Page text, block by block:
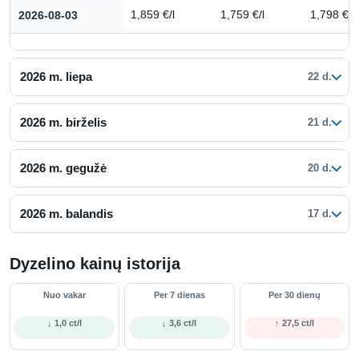
2026-08-03 1,859 €/l 1,759 €/l 1,798 €/l
2026 m. liepa 22 d.
2026 m. birželis 21 d.
2026 m. gegužė 20 d.
2026 m. balandis 17 d.
Dyzelino kainų istorija
Nuo vakar
↓ 1,0 ct/l
Per 7 dienas
↓ 3,6 ct/l
Per 30 dienų
↑ 27,5 ct/l